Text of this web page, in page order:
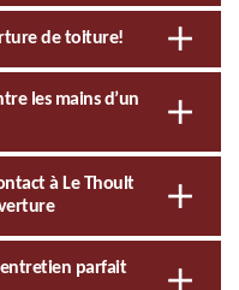
de toiture!
les mains d’un
à Le Thoult
entretien parfait